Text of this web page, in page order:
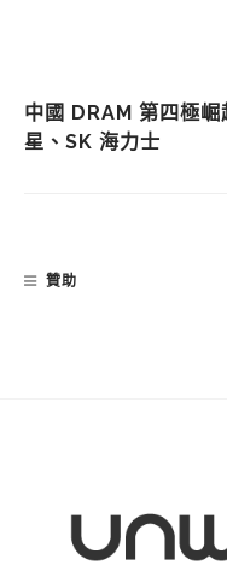
中國 DRAM 第四極
星、SK 海力士
贊助